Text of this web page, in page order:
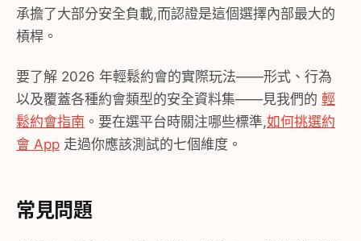
承擔了大部分安全負載,而認證是這個選擇內部最大的
槓桿。
要了解 2026 年輕鬆約會的實際玩法——形式、行為
以及覆蓋各種約會類型的安全資料集——見我們的 輕
鬆約會指南 。要在選平台時關注哪些標準,如何挑選約
會 App 走過你應該測試的七個維度。
常見問題